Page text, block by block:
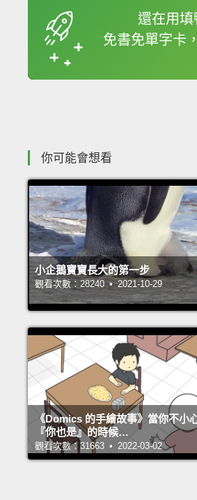
還在用填
免書免單字卡
你可能會想看
小企鵝寶寶長大的第一步
觀看次數：28240 • 2021-10-29
《Domics 的手繪故事》當你不小
『你也是』的時候…
觀看次數：31663 • 2022-03-02